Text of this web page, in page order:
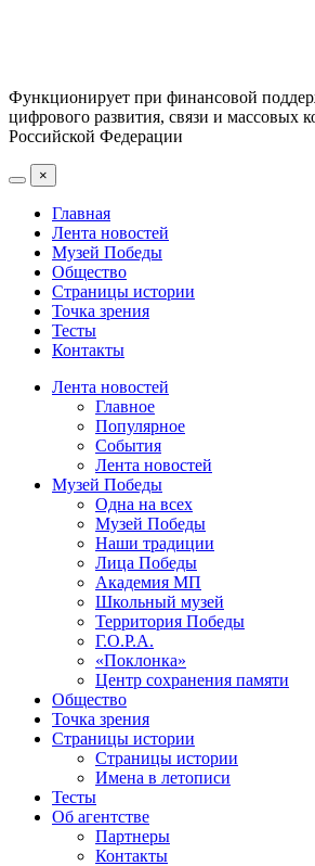
Функционирует при финансовой
цифрового развития, связи и массовых
Российской Федерации
×
Главная
Лента новостей
Музей Победы
Общество
Страницы истории
Точка зрения
Тесты
Контакты
Лента новостей
Главное
Популярное
События
Лента новостей
Музей Победы
Одна на всех
Музей Победы
Наши традиции
Лица Победы
Академия МП
Школьный музей
Территория Победы
Г.О.Р.А.
«Поклонка»
Центр сохранения памяти
Общество
Точка зрения
Страницы истории
Страницы истории
Имена в летописи
Тесты
Об агентстве
Партнеры
Контакты